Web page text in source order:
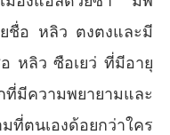
ชื่อ หลิว ตงตงและมี
หลิว ซือเยว่ ที่มีอายุ
ที่มีความพยายามและ
ที่ตนเองด้อยกว่าใคร